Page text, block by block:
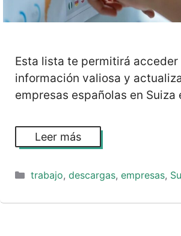
Esta lista te permitirá acceder
información valiosa y
empresas españolas en Suiza
Leer más
Categorías
trabajo, descargas, empresas,